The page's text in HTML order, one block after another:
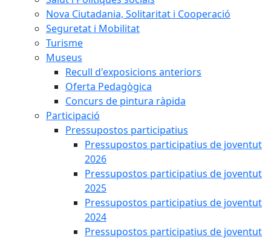
Nova Ciutadania, Solitaritat i Cooperació
Seguretat i Mobilitat
Turisme
Museus
Recull d'exposicions anteriors
Oferta Pedagògica
Concurs de pintura ràpida
Participació
Pressupostos participatius
Pressupostos participatius de joventut
2026
Pressupostos participatius de joventut
2025
Pressupostos participatius de joventut
2024
Pressupostos participatius de joventut